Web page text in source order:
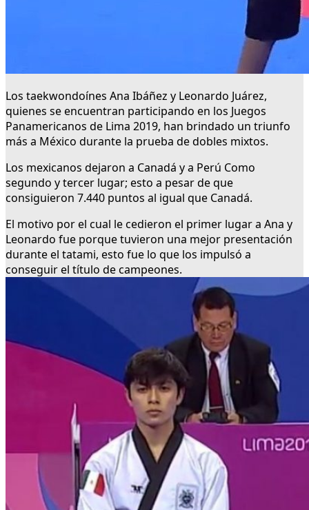
Los taekwondoínes Ana Ibáñez y Leonardo Juárez,
quienes se encuentran participando en los Juegos
Panamericanos de Lima 2019, han brindado un triunfo
más a México durante la prueba de dobles mixtos.
Los mexicanos dejaron a Canadá y a Perú Como
segundo y tercer lugar; esto a pesar de que
consiguieron 7.440 puntos al igual que Canadá.
El motivo por el cual le cedieron el primer lugar a Ana y
Leonardo fue porque tuvieron una mejor presentación
durante el tatami, esto fue lo que los impulsó a
conseguir el título de campeones.